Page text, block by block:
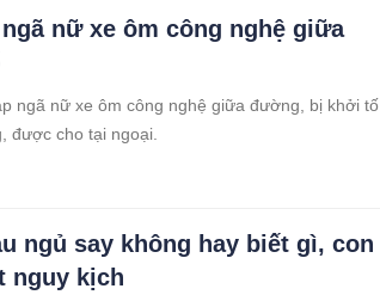
nữ xe ôm công nghệ giữa
ngã nữ xe ôm công nghệ giữa đường, bị khởi tố
được cho tại ngoại.
ngủ say không hay biết gì, con
nguy kịch